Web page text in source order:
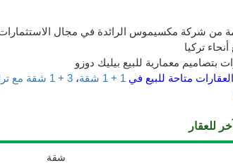
من شركة مكسيموس الرائدة في مجال الاستثمارات
تركيا
بتصاميم معمارية للبيع بيليك دوزو
متاحة للبيع في 1 + 1 شقة ، 3 + 1 شقة مع تراس
للعقار
شقة